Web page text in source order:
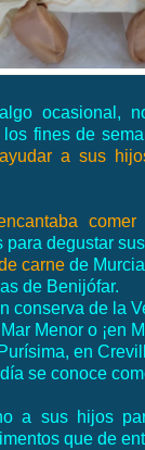
ocasional,
fines de
a sus
comer
para degustar
carne de
de Benijófar.
conserva de la
Menor o ¡en
en
se conoce
a sus hijos
que de